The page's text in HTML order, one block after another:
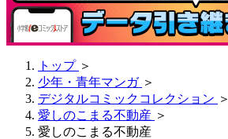
トップ ＞
少年・青年マンガ ＞
デジタルコミックコレクション ＞
愛しのこまる不動産 ＞
愛しのこまる不動産